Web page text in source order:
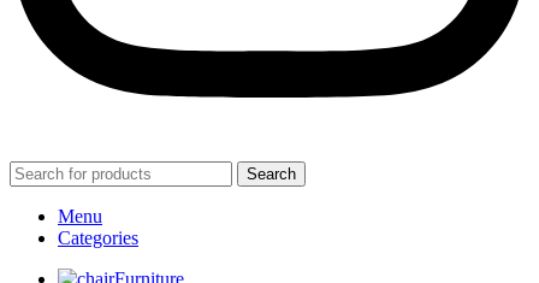
Search
Menu
Categories
Furniture